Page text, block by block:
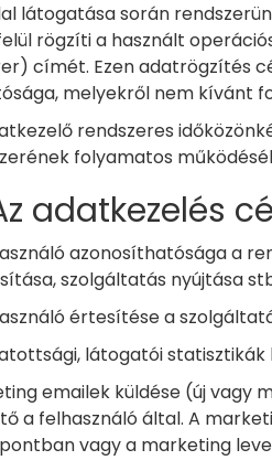
látogatása során
rögzíti a használt
címét. Ezen adatrögzítés
melyekről nem kívánt
rendszeres
folyamatos
adatkezelés
azonosíthatósága a
szolgáltatás nyújtása
értesítése a
látogatói statisztikák
emailek küldése (új vagy
a felhasználó által. A
vagy a marketing